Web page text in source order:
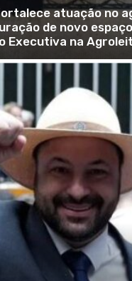
atuação no
de novo
Executiva na